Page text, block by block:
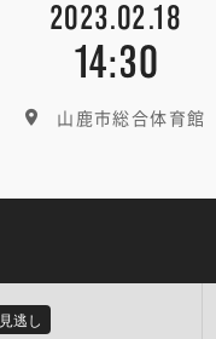
2023.02.18
14:30
山鹿市総合体育館
見逃し